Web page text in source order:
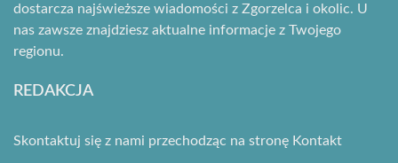
dostarcza najświeższe wiadomości z Zgorzelca i okolic. U
nas zawsze znajdziesz aktualne informacje z Twojego
regionu.
REDAKCJA
Skontaktuj się z nami przechodząc na stronę Kontakt